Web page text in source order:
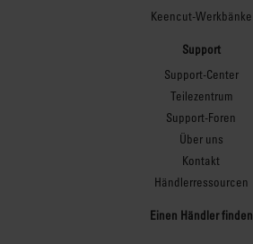
Keencut-Werkbänke
Support
Support-Center
Teilezentrum
Support-Foren
Über uns
Kontakt
Händlerressourcen
Einen Händler finden